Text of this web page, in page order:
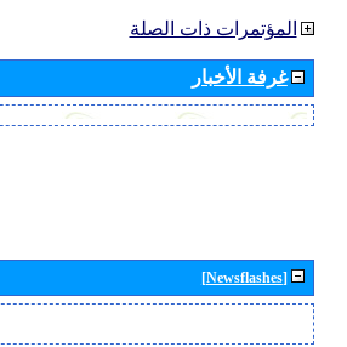
المؤتمرات ذات الصلة
غرفة الأخبار
[Newsflashes]